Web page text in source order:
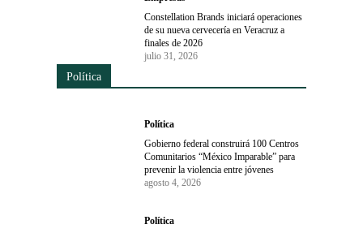
Constellation Brands iniciará operaciones
de su nueva cervecería en Veracruz a
finales de 2026
julio 31, 2026
Política
Política
Gobierno federal construirá 100 Centros
Comunitarios “México Imparable” para
prevenir la violencia entre jóvenes
agosto 4, 2026
Política